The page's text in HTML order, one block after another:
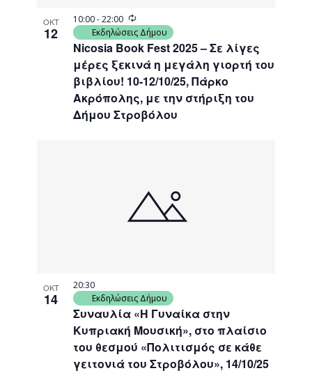
ΟΚΤ
12
Nicosia Book Fest 2025 – Σε λίγες
μέρες ξεκινά η μεγάλη γιορτή του
βιβλίου! 10-12/10/25, Πάρκο
Ακρόπολης, με την στήριξη του
Δήμου Στροβόλου
10:00-22:00
Recurring
Εκδηλώσεις Δήμου
ΟΚΤ
14
Συναυλία «Η Γυναίκα στην
Κυπριακή Μουσική», στο πλαίσιο
του θεσμού «Πολιτισμός σε κάθε
γειτονιά του Στροβόλου», 14/10/25
20:30
Εκδηλώσεις Δήμου